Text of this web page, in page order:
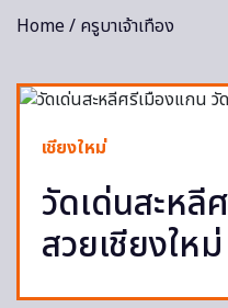
Home/ ครูบาเจ้าเทือง
เชียงใหม่
วัดเด่นสะหลี
สวยเชียงให